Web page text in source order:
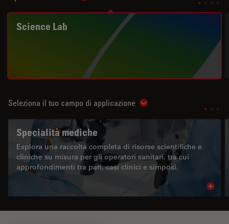
Science Lab
Seleziona il tuo campo di applicazione Show subnavigation
Specialità mediche
Esplora una raccolta completa di risorse scientifiche e
cliniche su misura per gli operatori sanitari, tra cui
approfondimenti tra pari, casi clinici e simposi.